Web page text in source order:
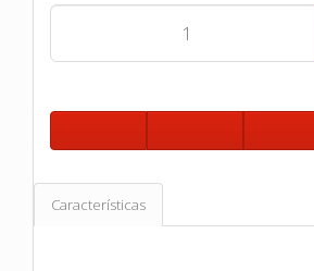
Características